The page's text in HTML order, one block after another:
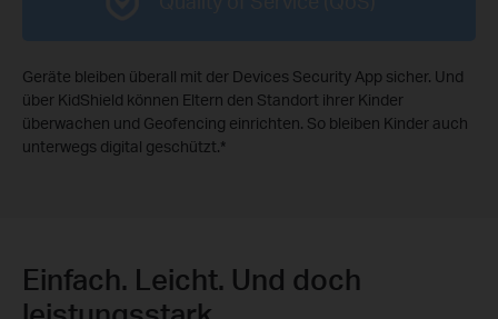
Geräte bleiben überall mit der Devices Security App sicher. Und
über KidShield können Eltern den Standort ihrer Kinder
überwachen und Geofencing einrichten. So bleiben Kinder auch
unterwegs digital geschützt.*
Einfach. Leicht. Und doch